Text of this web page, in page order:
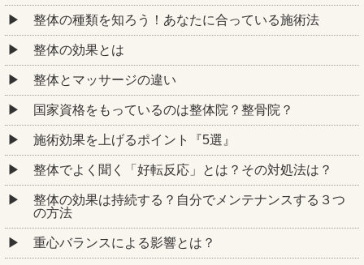
整体の種類を知ろう！あなたに合っている施術法
整体の効果とは
整体とマッサージの違い
国家資格をもっているのは整体院？整骨院？
施術効果を上げるポイント『5選』
整体でよく聞く「好転反応」とは？その対処法は？
整体の効果は持続する？自分でメンテナンスする３つ
の方法
重心バランスによる影響とは？